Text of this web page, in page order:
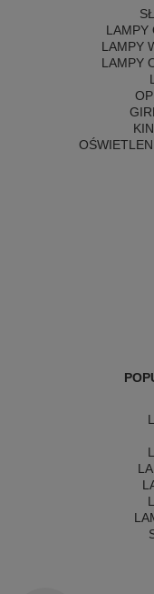
LAMPY
LAMPY
LAMPY